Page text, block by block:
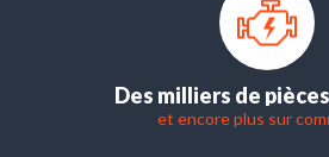
Des milliers de
et encore plus sur